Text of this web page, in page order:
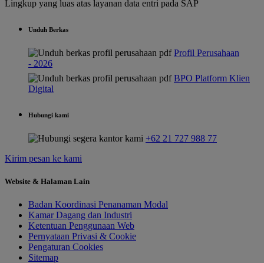
Lingkup yang luas atas layanan data entri pada SAP
Unduh Berkas
Profil Perusahaan
- 2026
BPO Platform Klien
Digital
Hubungi kami
+62 21 727 988 77
Kirim pesan ke kami
Website & Halaman Lain
Badan Koordinasi Penanaman Modal
Kamar Dagang dan Industri
Ketentuan Penggunaan Web
Pernyataan Privasi & Cookie
Pengaturan Cookies
Sitemap